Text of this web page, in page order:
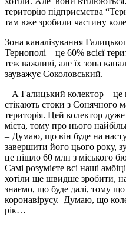
територію підприємства
там вже зробили частину
Зона каналізування
Тернополі – це 60% всієї
теж важливі, але їх зона
зауважує Соколовський.
– А Галицький колектор –
стікають стоки з Сонячного
територія. Цей колектор
міста, тому про нього
– Думаю, що він буде на
завершити його цього року,
це пішло 60 млн з міського
Самі розумієте всі наші
хотіли ще швидше зробити,
знаємо, що буде далі, тому
коронавірусу. Думаю, що
рік…